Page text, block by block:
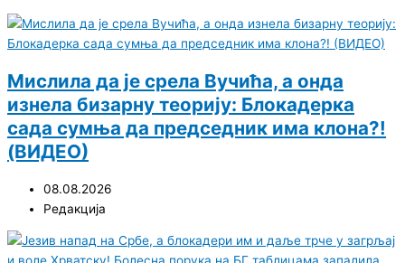
Мислила да је срела Вучића, а онда
изнела бизарну теорију: Блокадерка
сада сумња да председник има клона?!
(ВИДЕО)
08.08.2026
Редакција